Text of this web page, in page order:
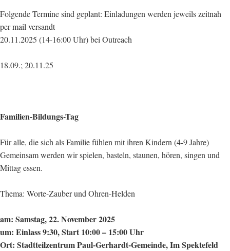
Folgende Termine sind geplant: Einladungen werden jeweils zeitnah
per mail versandt
20.11.2025 (14-16:00 Uhr) bei Outreach
18.09.; 20.11.25
Familien-Bildungs-Tag
Für alle, die sich als Familie fühlen mit ihren Kindern (4-9 Jahre)
Gemeinsam werden wir spielen, basteln, staunen, hören, singen und
Mittag essen.
Thema: Worte-Zauber und Ohren-Helden
am: Samstag, 22. November 2025
um: Einlass 9:30, Start 10:00 – 15:00 Uhr
Ort: Stadtteilzentrum Paul-Gerhardt-Gemeinde, Im Spektefeld